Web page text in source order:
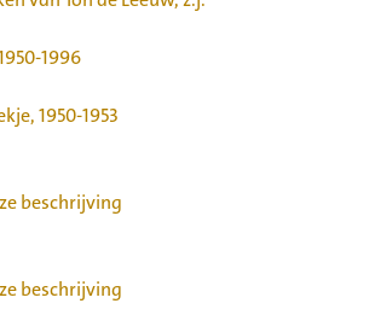
1996
1950-1953
beschrijving
beschrijving